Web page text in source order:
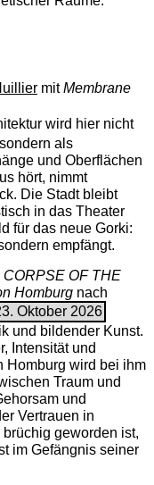
mit ­Membrane
wird hier nicht
als
und Oberflächen
hört, nimmt
Die Stadt bleibt
in das Theater
für das neue Gorki:
empfängt.
OF THE
Homburgnach
Oktober 2026
und bildender Kunst.
Intensität und
Homburg wird bei ihm
Traum und
und
Vertrauen in
geworden ist,
im Gefängnis seiner